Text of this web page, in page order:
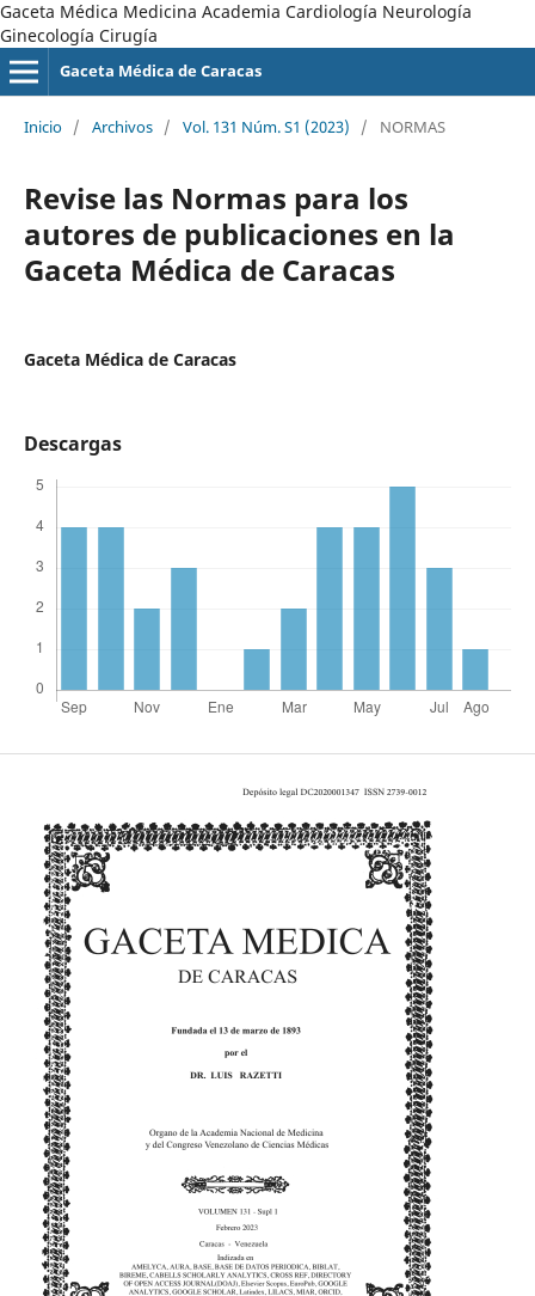
Gaceta Médica Medicina Academia Cardiología Neurología
Ginecología Cirugía
Gaceta Médica de Caracas
Inicio / Archivos / Vol. 131 Núm. S1 (2023) / NORMAS
Revise las Normas para los
autores de publicaciones en la
Gaceta Médica de Caracas
Gaceta Médica de Caracas
Descargas